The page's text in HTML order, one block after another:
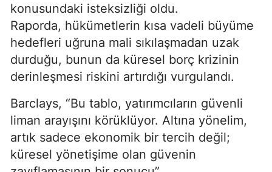
konusundaki isteksizliği oldu.
Raporda, hükümetlerin kısa vadeli büyüme
hedefleri uğruna mali sıkılaşmadan uzak
durduğu, bunun da küresel borç krizinin
derinleşmesi riskini artırdığı vurgulandı.
Barclays, “Bu tablo, yatırımcıların güvenli
liman arayışını körüklüyor. Altına yönelim,
artık sadece ekonomik bir tercih değil;
küresel yönetişime olan güvenin